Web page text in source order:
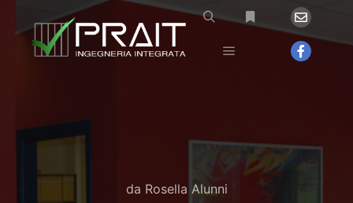
da Rosella Alunni